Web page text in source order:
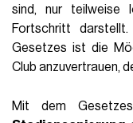
sind, nur teilweise
Fortschritt
Gesetzes ist die
Club anzuvertrauen,
Mit dem